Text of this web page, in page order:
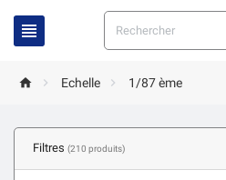

  Echelle  1/87 ème
Filtres (210 produits)